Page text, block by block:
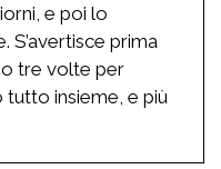
e poi lo
S’avertisce prima
o tre volte per
insieme, e più